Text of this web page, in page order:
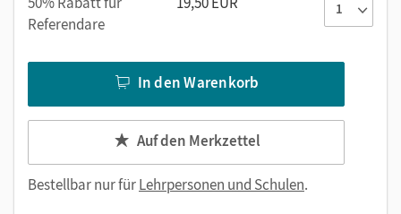
Referendare
In den Warenkorb
Auf den Merkzettel
Bestellbar nur fürLehrpersonen und Schulen.